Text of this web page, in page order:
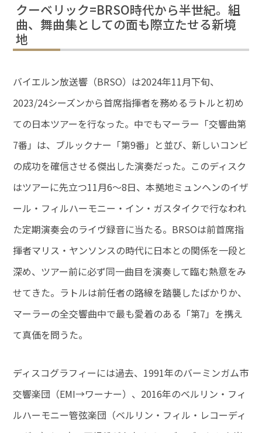
クーベリック=BRSO時代から半世紀。組
曲、舞曲集としての面も際立たせる新境
地
バイエルン放送響（BRSO）は2024年11月下旬、
2023/24シーズンから首席指揮者を務めるラトルと初め
ての日本ツアーを行なった。中でもマーラー「交響曲第
7番」は、ブルックナー「第9番」と並び、新しいコンビ
の成功を確信させる傑出した演奏だった。このディスク
はツアーに先立つ11月6～8日、本拠地ミュンヘンのイザ
ール・フィルハーモニー・イン・ガスタイクで行なわれ
た定期演奏会のライヴ録音に当たる。BRSOは前首席指
揮者マリス・ヤンソンスの時代に日本との関係を一段と
深め、ツアー前に必ず同一曲目を演奏して臨む熱意をみ
せてきた。ラトルは前任者の路線を踏襲したばかりか、
マーラーの全交響曲中で最も愛着のある「第7」を携え
て真価を問うた。
ディスコグラフィーには過去、1991年のバーミンガム市
交響楽団（EMI→ワーナー）、2016年のベルリン・フィ
ルハーモニー管弦楽団（ベルリン・フィル・レコーディ